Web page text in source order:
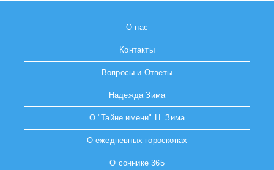
О нас
Контакты
Вопросы и Ответы
Надежда Зима
О "Тайне имени" Н. Зима
О ежедневных гороскопах
О соннике 365